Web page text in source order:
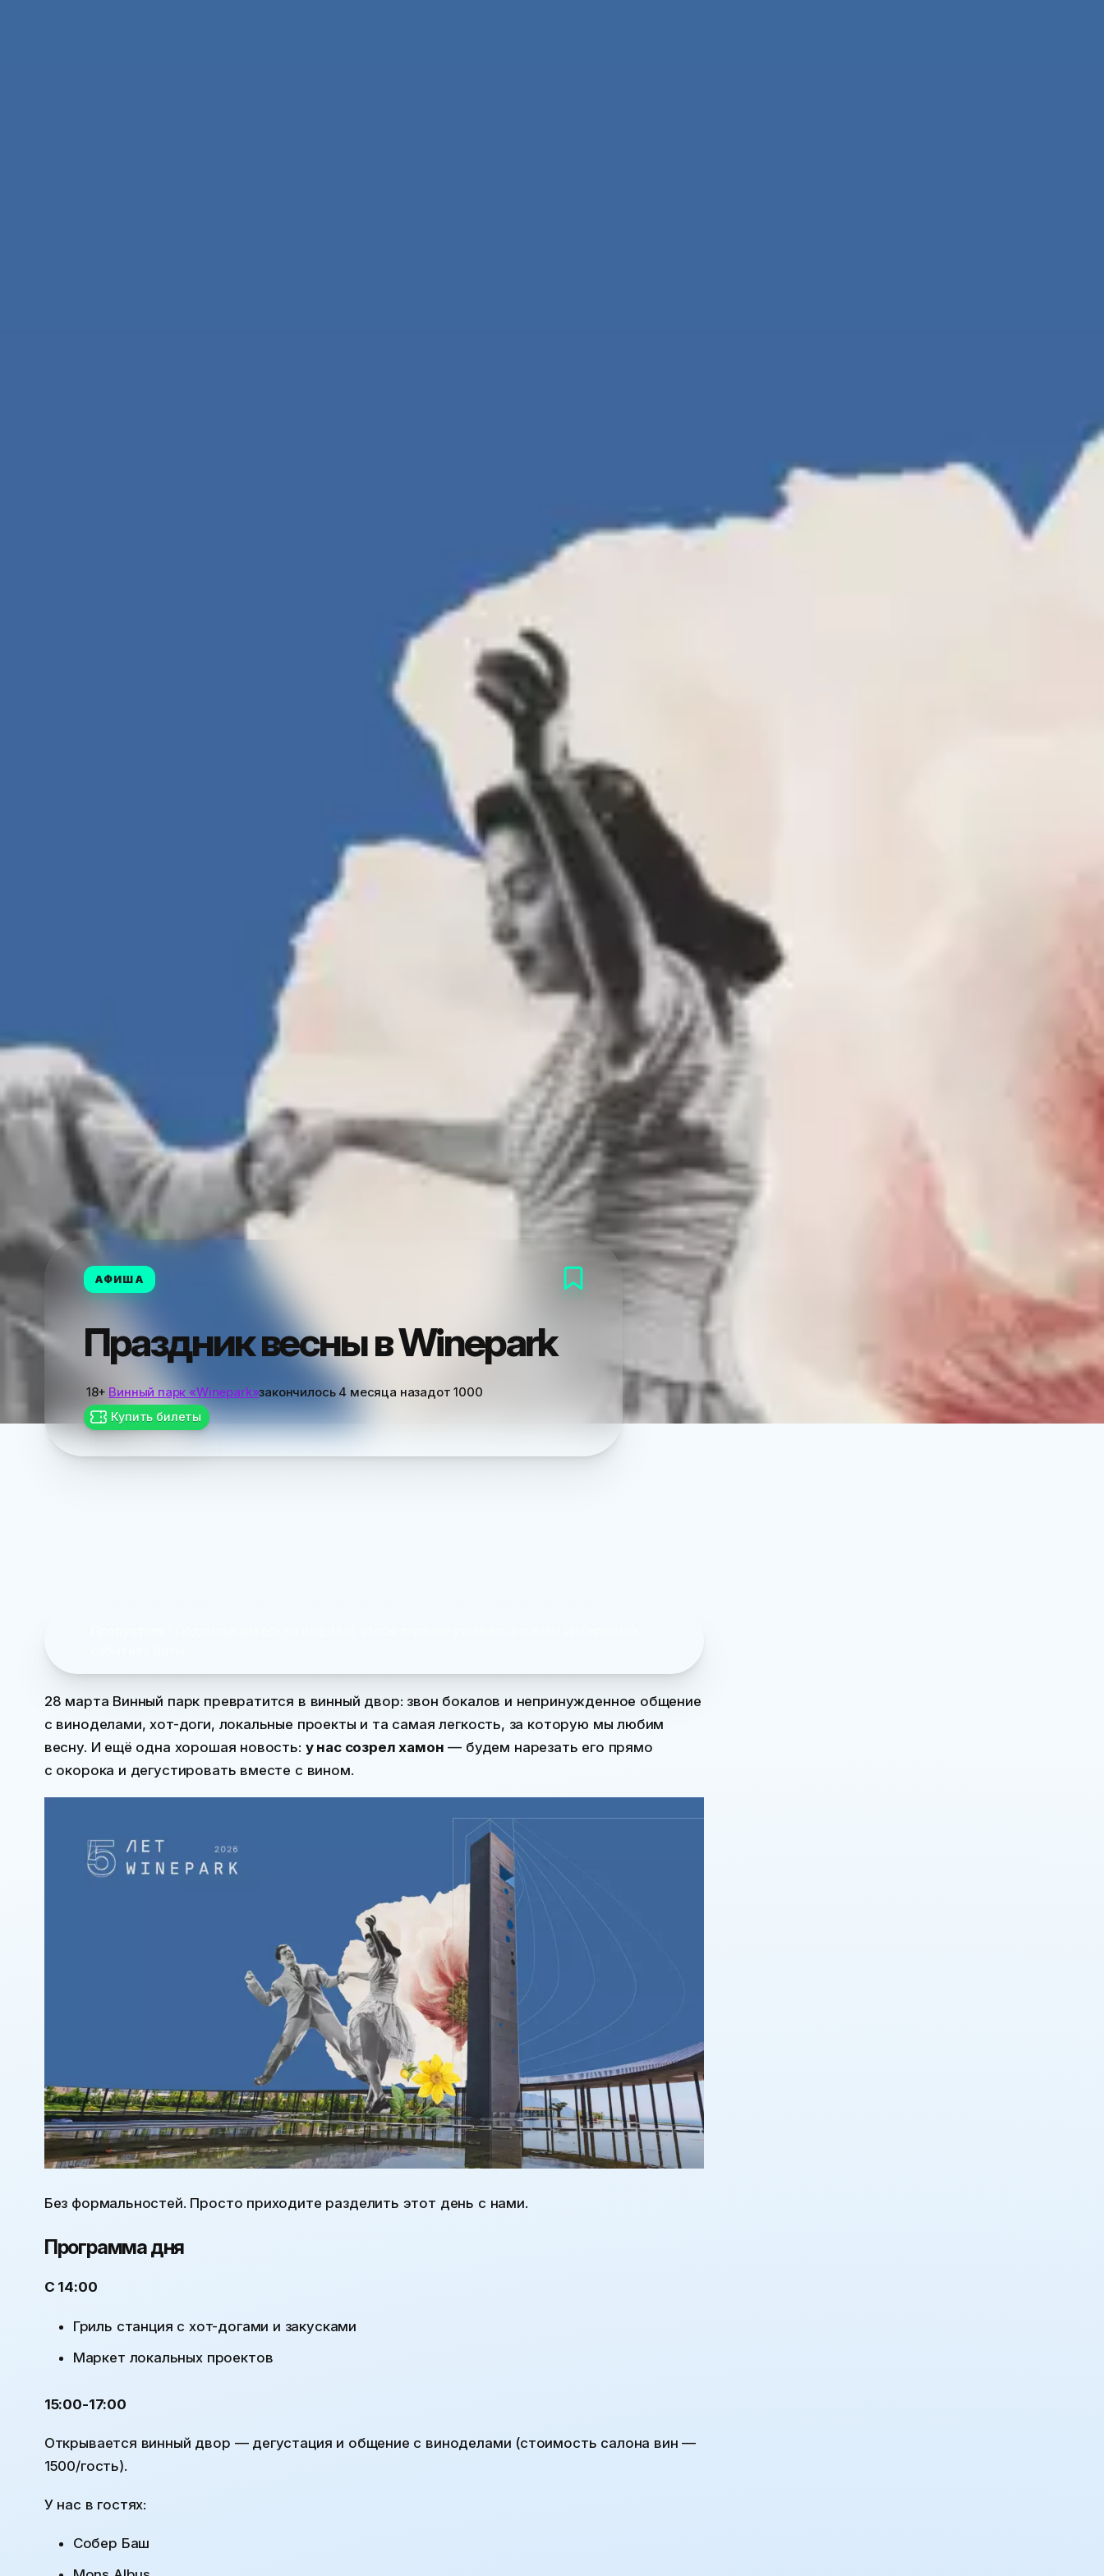
АФИША
Праздник весны в Winepark
18+ Винный парк «Winepark»закончилось 4 месяца назадот1000
Купить билеты
28 марта Винный парк превратится в винный двор: звон бокалов и непринужденное общение
с виноделами, хот-доги, локальные проекты и та самая легкость, за которую мы любим
весну. И ещё одна хорошая новость: у нас созрел хамон — будем нарезать его прямо
с окорока и дегустировать вместе с вином.
Без формальностей. Просто приходите разделить этот день с нами.
Программа дня
С 14:00
Гриль станция с хот-догами и закусками
Маркет локальных проектов
15:00-17:00
Открывается винный двор — дегустация и общение с виноделами (стоимость салона вин —
1500/гость).
У нас в гостях:
Собер Баш